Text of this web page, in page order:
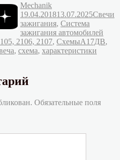
Автор
MechanikОпубликовано
19.04.201813.07.2025Свечи
зажигания, Система
зажигания автомобилей
2106, 2107, СхемыМетки
А17ДВ,
, схема, характеристики
Обязательные поля